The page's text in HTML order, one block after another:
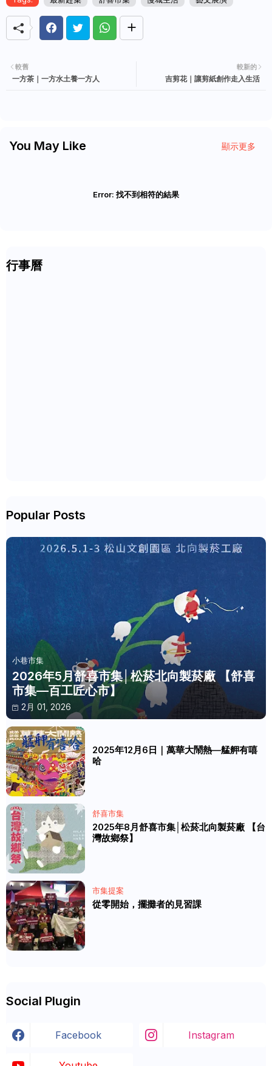
較新的
吉剪花｜讓剪紙創作走入生活
較舊
一方茶｜一方水土養一方人
You May Like 顯示更多
Error: 找不到相符的結果
行事曆
Popular Posts
小巷市集
2026年5月舒喜市集│松菸北向製菸廠 【舒喜
市集—百工匠心市】
2月 01, 2026
2025年12月6日｜萬華大鬧熱—艋舺有嘻
哈
舒喜市集
2025年8月舒喜市集│松菸北向製菸廠 【台
灣故鄉祭】
市集提案
從零開始，擺攤者的見習課
Social Plugin
Facebook Instagram